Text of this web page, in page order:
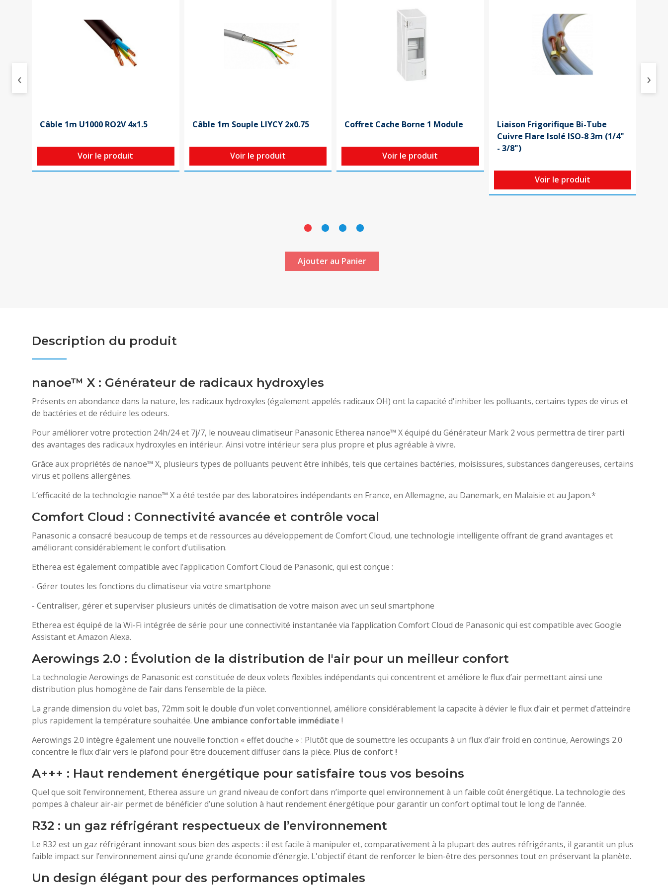
Câble 1m U1000 RO2V 4x1.5
Voir le produit
Câble 1m Souple LIYCY 2x0.75
Voir le produit
Coffret Cache Borne 1 Module
Voir le produit
Liaison Frigorifique Bi-Tube
Cuivre Flare Isolé ISO-8 3m (1/4"
- 3/8")
Voir le produit
‹ ›
Ajouter au Panier
Description du produit
nanoe™ X : Générateur de radicaux hydroxyles
Présents en abondance dans la nature, les radicaux hydroxyles (également appelés radicaux OH) ont la capacité d'inhiber les polluants, certains types de virus et
de bactéries et de réduire les odeurs.
Pour améliorer votre protection 24h/24 et 7j/7, le nouveau climatiseur Panasonic Etherea nanoe™ X équipé du Générateur Mark 2 vous permettra de tirer parti
des avantages des radicaux hydroxyles en intérieur. Ainsi votre intérieur sera plus propre et plus agréable à vivre.
Grâce aux propriétés de nanoe™ X, plusieurs types de polluants peuvent être inhibés, tels que certaines bactéries, moisissures, substances dangereuses, certains
virus et pollens allergènes.
L’efficacité de la technologie nanoe™ X a été testée par des laboratoires indépendants en France, en Allemagne, au Danemark, en Malaisie et au Japon.*
Comfort Cloud : Connectivité avancée et contrôle vocal
Panasonic a consacré beaucoup de temps et de ressources au développement de Comfort Cloud, une technologie intelligente offrant de grand avantages et
améliorant considérablement le confort d’utilisation.
Etherea est également compatible avec l’application Comfort Cloud de Panasonic, qui est conçue :
- Gérer toutes les fonctions du climatiseur via votre smartphone
- Centraliser, gérer et superviser plusieurs unités de climatisation de votre maison avec un seul smartphone
Etherea est équipé de la Wi-Fi intégrée de série pour une connectivité instantanée via l’application Comfort Cloud de Panasonic qui est compatible avec Google
Assistant et Amazon Alexa.
Aerowings 2.0 : Évolution de la distribution de l'air pour un meilleur confort
La technologie Aerowings de Panasonic est constituée de deux volets flexibles indépendants qui concentrent et améliore le flux d’air permettant ainsi une
distribution plus homogène de l’air dans l’ensemble de la pièce.
La grande dimension du volet bas, 72mm soit le double d’un volet conventionnel, améliore considérablement la capacite à dévier le flux d’air et permet d’atteindre
plus rapidement la température souhaitée. Une ambiance confortable immédiate !
Aerowings 2.0 intègre également une nouvelle fonction « effet douche » : Plutôt que de soumettre les occupants à un flux d’air froid en continue, Aerowings 2.0
concentre le flux d’air vers le plafond pour être doucement diffuser dans la pièce. Plus de confort !
A+++ : Haut rendement énergétique pour satisfaire tous vos besoins
Quel que soit l’environnement, Etherea assure un grand niveau de confort dans n’importe quel environnement à un faible coût énergétique. La technologie des
pompes à chaleur air-air permet de bénéficier d’une solution à haut rendement énergétique pour garantir un confort optimal tout le long de l’année.
R32 : un gaz réfrigérant respectueux de l’environnement
Le R32 est un gaz réfrigérant innovant sous bien des aspects : il est facile à manipuler et, comparativement à la plupart des autres réfrigérants, il garantit un plus
faible impact sur l’environnement ainsi qu’une grande économie d’énergie. L'objectif étant de renforcer le bien-être des personnes tout en préservant la planète.
Un design élégant pour des performances optimales